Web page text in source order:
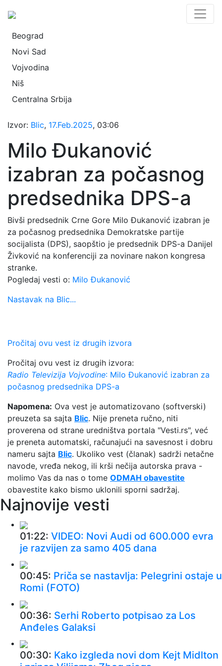
Beograd
Novi Sad
Vojvodina
Niš
Centralna Srbija
Izvor: Blic, 17.Feb.2025, 03:06
Milo Đukanović
izabran za počasnog
predsednika DPS-a
Bivši predsednik Crne Gore Milo Đukanović izabran je
za počasnog predsednika Demokratske partije
socijalista (DPS), saopštio je predsednik DPS-a Danijel
Živković na konferenciji za novinare nakon kongresa
stranke.
Pogledaj vesti o: Milo Đukanović
Nastavak na Blic...
Pročitaj ovu vest iz drugih izvora
Pročitaj ovu vest iz drugih izvora:
Radio Televizija Vojvodine: Milo Đukanović izabran za
počasnog predsednika DPS-a
Napomena: Ova vest je automatizovano (softverski)
preuzeta sa sajta Blic. Nije preneta ručno, niti
proverena od strane uredništva portala "Vesti.rs", već
je preneta automatski, računajući na savesnost i dobru
nameru sajta Blic. Ukoliko vest (članak) sadrži netačne
navode, vređa nekog, ili krši nečija autorska prava -
molimo Vas da nas o tome ODMAH obavestite
obavestite kako bismo uklonili sporni sadržaj.
Najnovije vesti
01:22: VIDEO: Novi Audi od 600.000 evra
je razvijen za samo 405 dana
00:45: Priča se nastavlja: Pelegrini ostaje u
Romi (FOTO)
00:36: Serhi Roberto potpisao za Los
Anđeles Galaksi
00:30: Kako izgleda novi dom Kejt Midlton